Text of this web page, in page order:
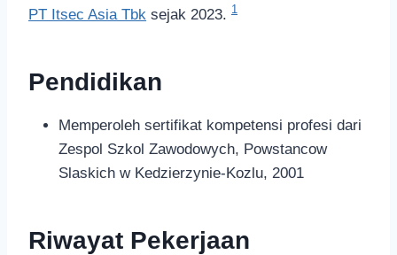
PT Itsec Asia Tbk sejak 2023. 1
Pendidikan
Memperoleh sertifikat kompetensi profesi dari
Zespol Szkol Zawodowych, Powstancow
Slaskich w Kedzierzynie-Kozlu, 2001
Riwayat Pekerjaan